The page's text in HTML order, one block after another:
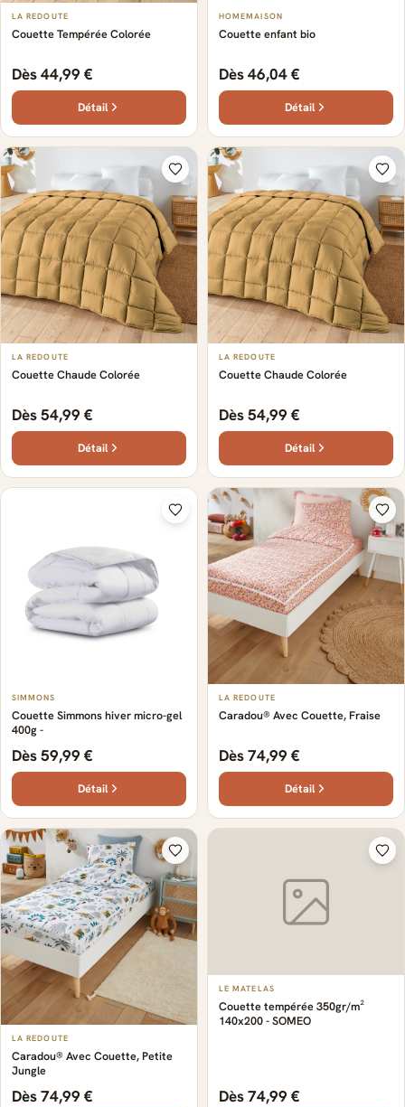
LA REDOUTE
Couette Tempérée Colorée
Dès 44,99 €
Détail
HOMEMAISON
Couette enfant bio
Dès 46,04 €
Détail
LA REDOUTE
Couette Chaude Colorée
Dès 54,99 €
Détail
LA REDOUTE
Couette Chaude Colorée
Dès 54,99 €
Détail
SIMMONS
Couette Simmons hiver micro-gel
400g -
Dès 59,99 €
Détail
LA REDOUTE
Caradou® Avec Couette, Fraise
Dès 74,99 €
Détail
LA REDOUTE
Caradou® Avec Couette, Petite
Jungle
Dès 74,99 €
LE MATELAS
Couette tempérée 350gr/m²
140x200 - SOMEO
Dès 74,99 €